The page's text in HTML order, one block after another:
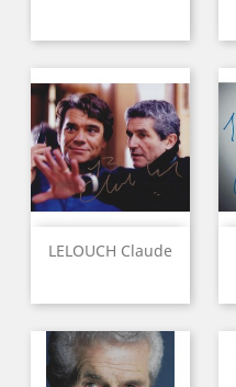
LELOUCH Claude